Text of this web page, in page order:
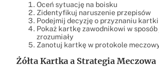
Oceń sytuację na boisku
Zidentyfikuj naruszenie przepisów
Podejmij decyzję o przyznaniu kartki
Pokaż kartkę zawodnikowi w sposób
zrozumiały
Zanotuj kartkę w protokole
Żółta Kartka a Strategia Meczowa